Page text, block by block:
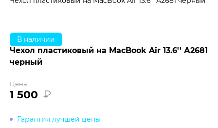
В наличии
Чехол пластиковый на MacBook Air 13.6'' А2681
черный
Цена
1 500 ₽
Гарантия лучшей цены